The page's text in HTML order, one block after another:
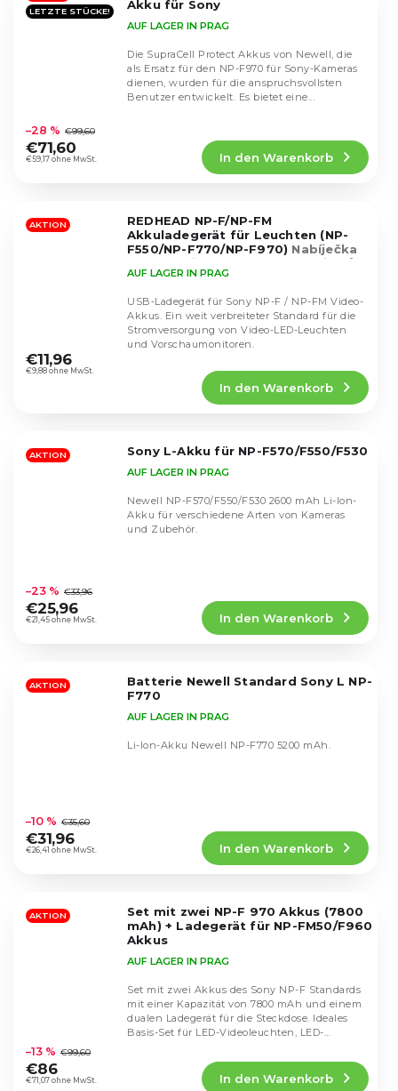
LETZTE STÜCKE! Akku für Sony
durchschnittliche
Produktbewertung
ist
Sternen.
AUF LAGER IN PRAG
€59,17 ohne MwSt.
–28 % €99,60
€71,60
In den Warenkorb
Die SupraCell Protect Akkus von Newell, die
als Ersatz für den NP-F970 für Sony-Kameras
dienen, wurden für die anspruchsvollsten
Benutzer entwickelt. Es bietet eine...
AKTION
REDHEAD NP-F/NP-FM
Akkuladegerät für Leuchten (NP-
F550/NP-F770/NP-F970) Nabíječka
pro baterie LED světel a monitorů
NP-F standard
durchschnittliche
Produktbewertung
Sternen.
AUF LAGER IN PRAG
€9,88 ohne MwSt.
€11,96
In den Warenkorb
USB-Ladegerät für Sony NP-F / NP-FM Video-
Akkus. Ein weit verbreiteter Standard für die
Stromversorgung von Video-LED-Leuchten
und Vorschaumonitoren.
AKTION Sony L-Akku für NP-F570/F550/F530
durchschnittliche
Produktbewertung
ist
Sternen.
AUF LAGER IN PRAG
€21,45 ohne MwSt.
–23 % €33,96
€25,96
In den Warenkorb
Newell NP-F570/F550/F530 2600 mAh Li-Ion-
Akku für verschiedene Arten von Kameras
und Zubehör.
AKTION
Batterie Newell Standard Sony L NP-
F770
durchschnittliche
Produktbewertung
ist
Sternen.
AUF LAGER IN PRAG
€26,41 ohne MwSt.
–10 % €35,60
€31,96
In den Warenkorb
Li-Ion-Akku Newell NP-F770 5200 mAh.
AKTION
Set mit zwei NP-F 970 Akkus (7800
mAh) + Ladegerät für NP-FM50/F960
Akkus
durchschnittliche
Produktbewertung
ist
AUF LAGER IN PRAG
€71,07 ohne MwSt.
–13 % €99,60
€86
In den Warenkorb
Set mit zwei Akkus des Sony NP-F Standards
mit einer Kapazität von 7800 mAh und einem
dualen Ladegerät für die Steckdose. Ideales
Basis-Set für LED-Videoleuchten, LED-